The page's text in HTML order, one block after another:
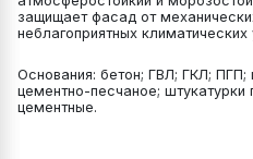
защищает фасад от
неблагоприятных климатических
Основания: бетон; ГВЛ; ГКЛ; ПГП;
цементно-песчаное; штукатурки
цементные.